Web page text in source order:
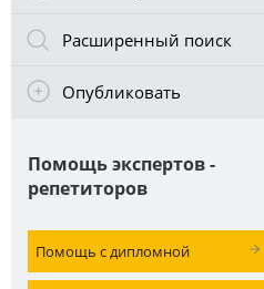
Расширенный поиск
Опубликовать
Помощь экспертов -
репетиторов
Помощь с дипломной